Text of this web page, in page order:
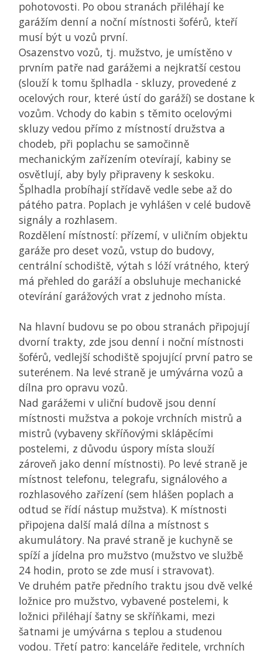
pohotovosti. Po obou stranách přiléhají ke
garážím denní a noční místnosti šoférů, kteří
musí být u vozů první.
Osazenstvo vozů, tj. mužstvo, je umístěno v
prvním patře nad garážemi a nejkratší cestou
(slouží k tomu šplhadla - skluzy, provedené z
ocelových rour, které ústí do garáží) se dostane k
vozům. Vchody do kabin s těmito ocelovými
skluzy vedou přímo z místností družstva a
chodeb, při poplachu se samočinně
mechanickým zařízením otevírají, kabiny se
osvětlují, aby byly připraveny k seskoku.
Šplhadla probíhají střídavě vedle sebe až do
pátého patra. Poplach je vyhlášen v celé budově
signály a rozhlasem.
Rozdělení místností: přízemí, v uličním objektu
garáže pro deset vozů, vstup do budovy,
centrální schodiště, výtah s lóží vrátného, který
má přehled do garáží a obsluhuje mechanické
otevírání garážových vrat z jednoho místa.
Na hlavní budovu se po obou stranách připojují
dvorní trakty, zde jsou denní i noční místnosti
šoférů, vedlejší schodiště spojující první patro se
suterénem. Na levé straně je umývárna vozů a
dílna pro opravu vozů.
Nad garážemi v uliční budově jsou denní
místnosti mužstva a pokoje vrchních mistrů a
mistrů (vybaveny skříňovými sklápěcími
postelemi, z důvodu úspory místa slouží
zároveň jako denní místnosti). Po levé straně je
místnost telefonu, telegrafu, signálového a
rozhlasového zařízení (sem hlášen poplach a
odtud se řídí nástup mužstva). K místnosti
připojena další malá dílna a místnost s
akumulátory. Na pravé straně je kuchyně se
spíží a jídelna pro mužstvo (mužstvo ve službě
24 hodin, proto se zde musí i stravovat).
Ve druhém patře předního traktu jsou dvě velké
ložnice pro mužstvo, vybavené postelemi, k
ložnici přiléhají šatny se skříňkami, mezi
šatnami je umývárna s teplou a studenou
vodou. Třetí patro: kanceláře ředitele, vrchních